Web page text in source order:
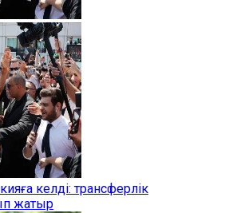
келді: трансферлік
жатыр